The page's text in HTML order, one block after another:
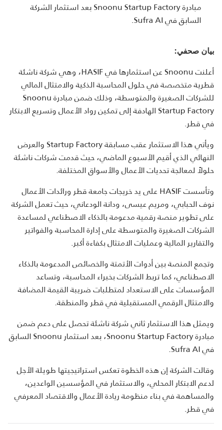
مبادرة Snoonu Startup Factory بعد استثمار الشركة
السابق في Sufra AI.
بيان صحفي:
أعلنت Snoonu عن استثمارها في HASIF، وهي شركة ناشئة
قطرية متخصصة في حلول المحاسبة الذكية والامتثال المالي
للشركات الصغيرة والمتوسطة، وذلك ضمن مبادرة Snoonu
Startup Factory الهادفة إلى تمكين رواد الأعمال وتسريع الابتكار
في قطر.
ويأتي هذا الاستثمار عقب مسابقة Startup Factory والعرض
النهائي الذي أقيم الأسبوع الماضي، حيث قدمت شركات ناشئة
حلولاً لمعالجة تحديات الأعمال والأسواق المختلفة.
وتأسست HASIF على يد خريجات جامعة قطر ورائدات الأعمال
نوف الحبابي، ومريم عيسى، ودانة الودعاني، حيث تعمل الشركة
على تطوير منصة رقمية مدعومة بالذكاء الاصطناعي لمساعدة
الشركات الصغيرة والمتوسطة على إدارة المحاسبة والفواتير
والتقارير المالية وعمليات الامتثال بكفاءة أكبر.
وتجمع المنصة بين أدوات الأتمتة والخصائص المدعومة بالذكاء
الاصطناعي، كما تربط الشركات بخبراء المحاسبة، وتساعد
المؤسسات على الاستعداد لمتطلبات ضريبة القيمة المضافة
والامتثال الرقمي المستقبلية في قطر والمنطقة.
ويمثل هذا الاستثمار ثاني شركة ناشئة تحصل على دعم ضمن
مبادرة Snoonu Startup Factory، بعد استثمار Snoonu السابق
في Sufra AI.
وقالت الشركة إن هذه الخطوة تعكس استراتيجيتها طويلة الأجل
لدعم الابتكار المحلي، والاستثمار في المؤسسين الواعدين،
والمساهمة في بناء منظومة ريادة الأعمال والاقتصاد المعرفي
في قطر.